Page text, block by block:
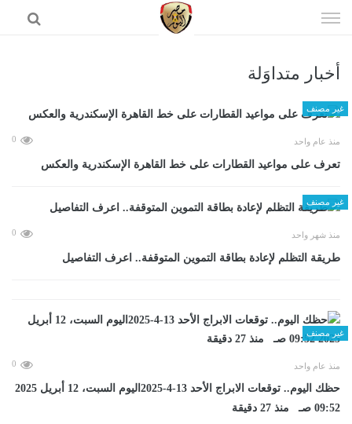
الى
أخبار متداوَلة
غير مصنف
منذ عام واحد 0
تعرف على مواعيد القطارات على خط القاهرة الإسكندرية والعكس
غير مصنف
منذ شهر واحد 0
طريقة التظلم لإعادة بطاقة التموين المتوقفة.. اعرف التفاصيل
غير مصنف
منذ عام واحد 0
حظك اليوم.. توقعات الابراج الأحد 13-4-2025اليوم السبت، 12 أبريل 2025
09:52 صـ منذ 27 دقيقة